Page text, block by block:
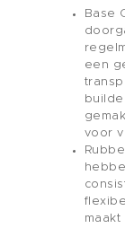
Base
een
voor